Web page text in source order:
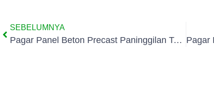
SEBELUMNYA
Pagar Panel Beton Precast Paninggilan Tangerang